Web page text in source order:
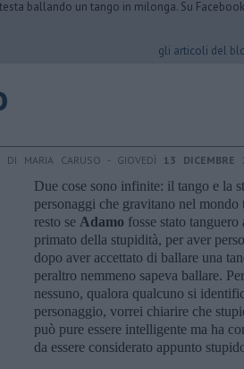
ballando un tango in milonga. Su
gli articoli del
DI MARIA CARUSO - GIOVEDÌ 13 DICEMBRE
Due cose sono infinite: il tango e la
personaggi che gravitano nel mondo
resto se Adamo fosse stato
primato della stupidità, per aver
dopo aver accettato di ballare una
peraltro nemmeno sapeva ballare.
nessuno, qualora qualcuno si
personaggio, vorrei chiarire che
può pure essere intelligente ma ha
da essere considerato appunto